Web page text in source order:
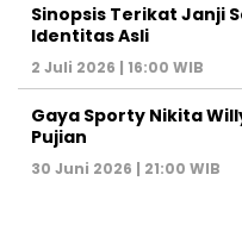
Sinopsis Terikat Janji
Identitas Asli
2 Juli 2026 | 16:00 WIB
Gaya Sporty Nikita
Pujian
30 Juni 2026 | 21:00 WIB